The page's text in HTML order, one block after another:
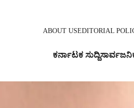
ABOUT USEDITORIAL
ಕರ್ನಾಟಕ ಸುದ್ದಿ